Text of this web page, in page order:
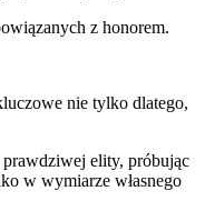
z honorem.
nie tylko dlatego,
prawdziwej elity, próbując
w wymiarze własnego